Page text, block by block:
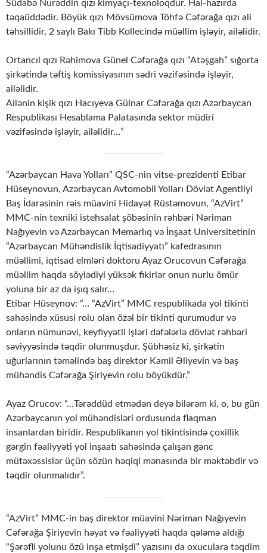
Südabə Nurəddin qızı kimyaçı-texnoloqdur. Hal-hazırda
təqaüddədir. Böyük qızı Mövsümova Töhfə Cəfərağa qızı ali
təhsillidir, 2 saylı Bakı Tibb Kollecində müəllim işləyir, ailəlidir.
Ortancıl qızı Rəhimova Günel Cəfərağa qızı “Atəşgah” sığorta
şirkətində təftiş komissiyasının sədri vəzifəsində işləyir,
ailəlidir.
Ailənin kişik qızı Hacıyeva Gülnar Cəfərağa qızı Azərbaycan
Respublikası Hesablama Palatasında sektor müdiri
vəzifəsində işləyir, ailəlidir…”
“Azərbaycan Hava Yolları” QSC-nin vitse-prezidenti Etibar
Hüseynovun, Azərbaycan Avtomobil Yolları Dövlət Agentliyi
Baş İdarəsinin rəis müavini Hidayət Rüstəmovun, “AzVirt”
MMC-nin texniki istehsalat şöbəsinin rəhbəri Nəriman
Nağıyevin və Azərbaycan Memarlıq və İnşaat Universitetinin
“Azərbaycan Mühəndislik İqtisadiyyatı” kafedrasının
müəllimi, iqtisad elmləri doktoru Ayaz Orucovun Cəfərağa
müəllim haqda söylədiyi yüksək fikirlər onun nurlu ömür
yoluna bir az da işıq salır…
Etibar Hüseynov: “… “AzVirt” MMC respublikada yol tikinti
sahəsində xüsusi rolu olan özəl bir tikinti qurumudur və
onların nümunəvi, keyfiyyətli işləri dəfələrlə dövlət rəhbəri
səviyyəsində təqdir olunmuşdur. Şübhəsiz ki, şirkətin
uğurlarının təməlində baş direktor Kamil Əliyevin və baş
mühəndis Cəfərağa Şiriyevin rolu böyükdür.”
Ayaz Orucov: “…Tərəddüd etmədən deyə bilərəm ki, o, bu gün
Azərbaycanın yol mühəndisləri ordusunda flaqman
insanlardan biridir. Respublikanın yol tikintisində çoxillik
gərgin fəaliyyəti yol inşaatı sahəsində çalışan gənc
mütəxəssislər üçün sözün həqiqi mənasında bir məktəbdir və
təqdir olunmalıdır”.
“AzVirt” MMC-in baş direktor müavini Nəriman Nağıyevin
Cəfərağa Şiriyevin həyat və fəaliyyəti haqda qələmə aldığı
“Şərəfli yolunu özü inşa etmişdi” yazısını da oxuculara təqdim